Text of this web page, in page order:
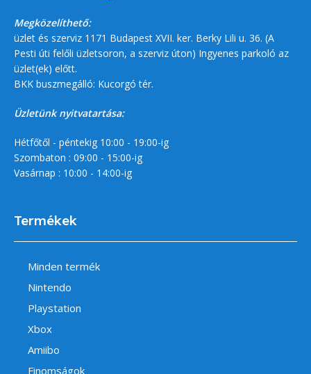
Megközelíthető:
üzlet és szerviz 1171 Budapest XVII. ker. Berky Lili u. 36. (A
Pesti úti felőli üzletsoron, a szerviz úton) Ingyenes parkoló az
üzlet(ek) előtt.
BKK buszmegálló: Kucorgó tér.
Üzletünk nyitvatartása:
Hétfőtől - péntekig 10:00 - 19:00-ig
Szombaton : 09:00 - 15:00-ig
Vasárnap : 10:00 - 14:00-ig
Termékek
Minden termék
Nintendo
Playstation
Xbox
Amiibo
Finomságok